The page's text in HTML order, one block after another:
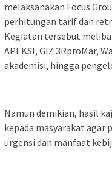
melaksanakan Focus
perhitungan tarif dan
Kegiatan tersebut
APEKSI, GIZ 3RproMar,
akademisi, hingga
Namun demikian, hasil
kepada masyarakat agar
urgensi dan manfaat